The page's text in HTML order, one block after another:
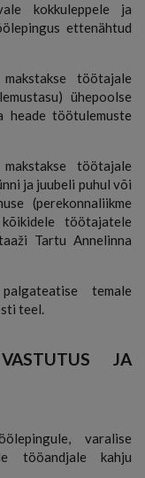
kokkuleppele ja
ettenähtud
töötajale
ühepoolse
heade töötulemuste
töötajale
ja juubeli puhul või
(perekonnaliikme
töötajatele
Tartu Annelinna
temale
teel.
JA
varalise
tööandjale kahju